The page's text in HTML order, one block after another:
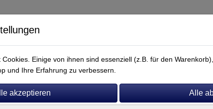
Einige von ihnen sind essenziell (z.B. für den
und Ihre Erfahrung zu verbessern.